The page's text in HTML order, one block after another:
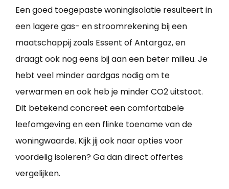
Een goed toegepaste woningisolatie resulteert in
een lagere gas- en stroomrekening bij een
maatschappij zoals Essent of Antargaz, en
draagt ook nog eens bij aan een beter milieu. Je
hebt veel minder aardgas nodig om te
verwarmen en ook heb je minder CO2 uitstoot.
Dit betekend concreet een comfortabele
leefomgeving en een flinke toename van de
woningwaarde. Kijk jij ook naar opties voor
voordelig isoleren? Ga dan direct offertes
vergelijken.